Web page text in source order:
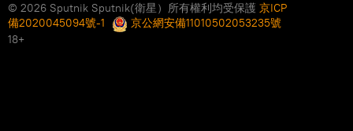
© 2026 Sputnik Sputnik(衛星）所有權利均受保護 京ICP
備2020045094號-1
京公網安備11010502053235號
18+